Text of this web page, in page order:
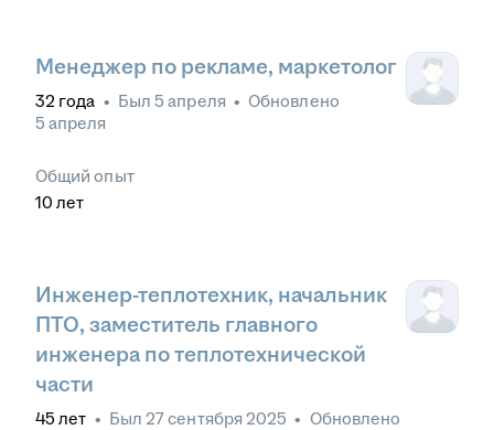
Менеджер по рекламе, маркетолог
32 года • Был 5 апреля • Обновлено
5 апреля
Общий опыт
10 лет
Инженер-теплотехник, начальник
ПТО, заместитель главного
инженера по теплотехнической
части
45 лет • Был 27 сентября 2025 • Обновлено